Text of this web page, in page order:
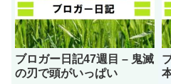
ブロガー日記47週目 – 鬼滅
の刃で頭がいっぱい